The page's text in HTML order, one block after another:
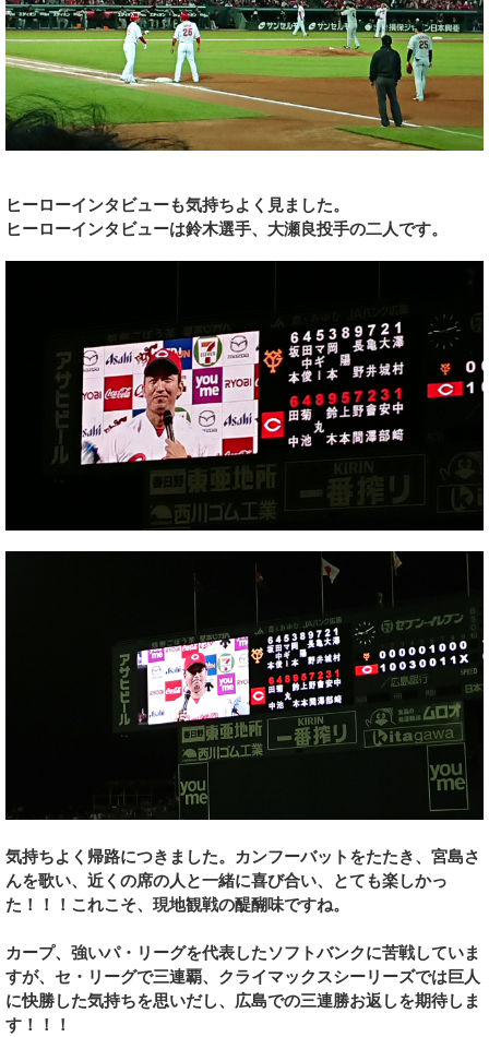
ヒーローインタビューも気持ちよく見ました。
ヒーローインタビューは鈴木選手、大瀬良投手の二人です。
気持ちよく帰路につきました。カンフーバットをたたき、宮島さ
んを歌い、近くの席の人と一緒に喜び合い、とても楽しかっ
た！！！これこそ、現地観戦の醍醐味ですね。
カープ、強いパ・リーグを代表したソフトバンクに苦戦していま
すが、セ・リーグで三連覇、クライマックスシーリーズでは巨人
に快勝した気持ちを思いだし、広島での三連勝お返しを期待しま
す！！！